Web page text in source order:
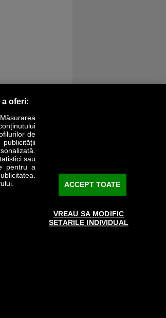
OPINII
Magazin
în limita a 250 de semne. Spaţiile şi URL-
menţionaţi in
oferi:
de
sau
pentru a
ACCEPT TOATE
VREAU SA MODIFIC
SETARILE INDIVIDUAL